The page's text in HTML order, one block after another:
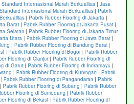
Internasional Murah Berkualitas | Jasa
Internasional Murah Berkualitas | Pabrik
| Pabrik Rubber Flooring di Jakarta |
Barat | Pabrik Rubber Flooring di Jakarta Pusat |
Selatan | Pabrik Rubber Flooring di Jakarta Timur
Utara | Pabrik Rubber Flooring di Jawa Barat |
| Pabrik Rubber Flooring di Bandung Barat |
| Pabrik Rubber Flooring di Bogor| Pabrik Rubber
Flooring di Cianjur| Pabrik Rubber Flooring di
di Garut | Pabrik Rubber Flooring di Indramayu |
| Pabrik Rubber Flooring di Kuningan | Pabrik
| Pabrik Rubber Flooring di Pangandaran | Pabrik
| Pabrik Rubber Flooring di Subang | Pabrik Rubber
Flooring di Sumedang | Pabrik Rubber
Flooring di Bekasi | Pabrik Rubber Flooring di